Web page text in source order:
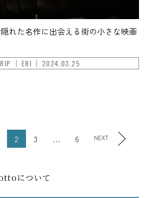
隠れた名作に出会える街の小さな映画
ERI 2024.03.25
2 3 … 6 NEXT
について